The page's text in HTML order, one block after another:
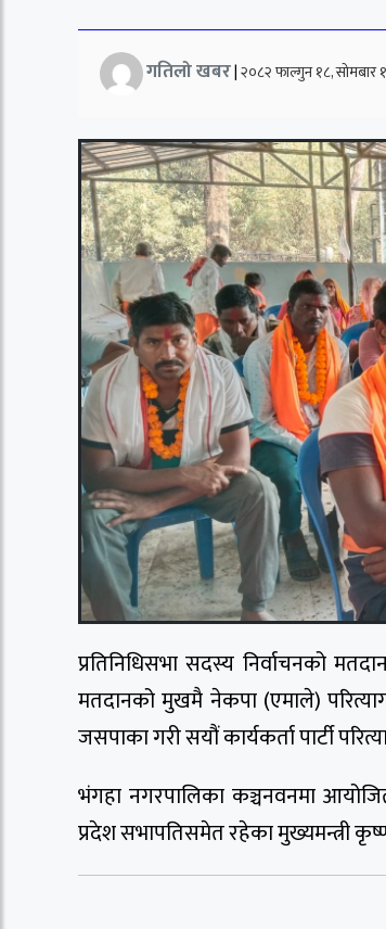
गतिलो खबर|२०८२ फाल्गुन १८, सोमबार
प्रतिनिधिसभा सदस्य निर्वाचनको
मतदानको मुखमै नेकपा (एमाले)
जसपाका गरी सयौं कार्यकर्ता पार्टी
भंगहा नगरपालिका कञ्चनवनमा
प्रदेश सभापतिसमेत रहेका मुख्यमन्त्री